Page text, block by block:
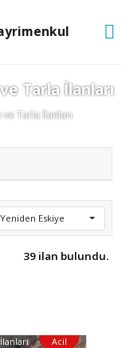
Tarla İlanları
ve Tarla İlanları
Yeniden Eskiye
39 ilan bulundu.
Acil